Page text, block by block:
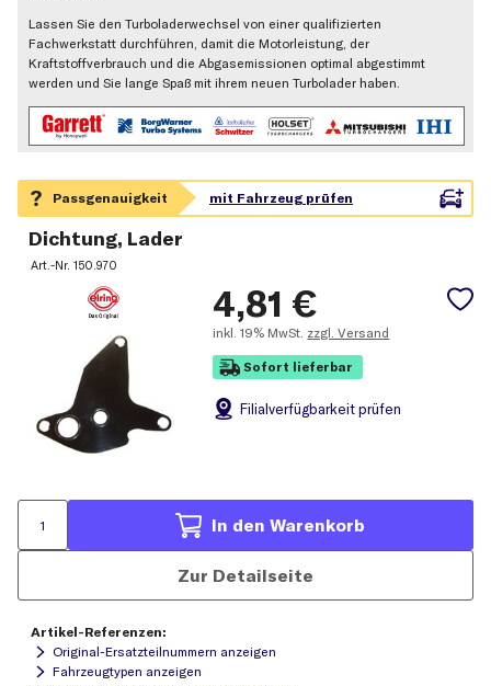
Lassen Sie den Turboladerwechsel von einer qualifizierten
Fachwerkstatt durchführen, damit die Motorleistung, der
Kraftstoffverbrauch und die Abgasemissionen optimal abgestimmt
werden und Sie lange Spaß mit ihrem neuen Turbolader haben.
Dichtung, Lader
Art.-Nr.150.970
4,81 €
inkl. 19% MwSt. zzgl. Versand
Sofort lieferbar
Filialverfügbarkeit prüfen
In den Warenkorb
Zur Detailseite
Artikel-Referenzen:
Original-Ersatzteilnummern anzeigen
Fahrzeugtypen anzeigen